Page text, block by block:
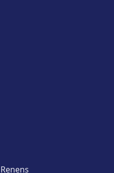
Renens